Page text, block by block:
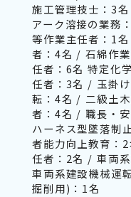
施工管理技士：3
アーク溶接の業務
等作業主任者：1
者：4名 / 石綿作
任者：6名 特定化
任者：3名 / 玉掛
転：4名 / 二級土
者：4名 / 職長・
ハーネス型墜落制
者能力向上教育：
任者：2名 / 車両
車両系建設機械運
掘削用)：1名